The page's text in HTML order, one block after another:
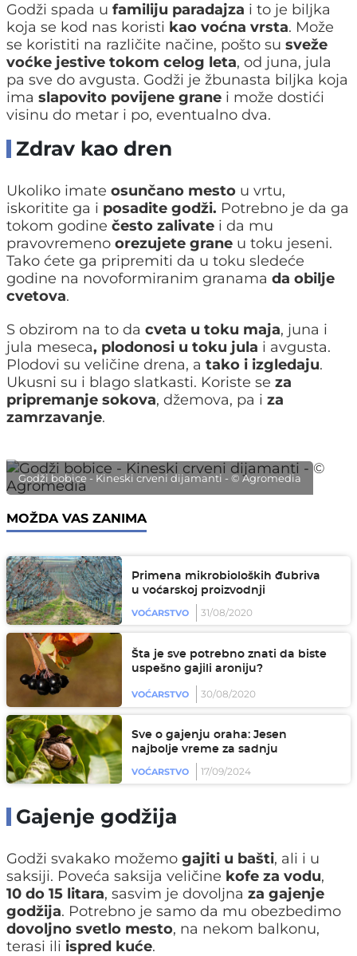
Godži spada u familiju paradajza i to je biljka
koja se kod nas koristi kao voćna vrsta. Može
se koristiti na različite načine, pošto su sveže
voćke jestive tokom celog leta, od juna, jula
pa sve do avgusta. Godži je žbunasta biljka koja
ima slapovito povijene grane i može dostići
visinu do metar i po, eventualno dva.
Zdrav kao dren
Ukoliko imate osunčano mesto u vrtu,
iskoritite ga i posadite godži. Potrebno je da ga
tokom godine često zalivate i da mu
pravovremeno orezujete grane u toku jeseni.
Tako ćete ga pripremiti da u toku sledeće
godine na novoformiranim granama da obilje
cvetova.
S obzirom na to da cveta u toku maja, juna i
jula meseca, plodonosi u toku jula i avgusta.
Plodovi su veličine drena, a tako i izgledaju.
Ukusni su i blago slatkasti. Koriste se za
pripremanje sokova, džemova, pa i za
zamrzavanje.
Godži bobice - Kineski crveni dijamanti - © Agromedia
MOŽDA VAS ZANIMA
Primena mikrobioloških đubriva
u voćarskoj proizvodnji
VOĆARSTVO 31/08/2020
Šta je sve potrebno znati da biste
uspešno gajili aroniju?
VOĆARSTVO 30/08/2020
Sve o gajenju oraha: Jesen
najbolje vreme za sadnju
VOĆARSTVO 17/09/2024
Gajenje godžija
Godži svakako možemo gajiti u bašti, ali i u
saksiji. Poveća saksija veličine kofe za vodu,
10 do 15 litara, sasvim je dovoljna za gajenje
godžija. Potrebno je samo da mu obezbedimo
dovoljno svetlo mesto, na nekom balkonu,
terasi ili ispred kuće.